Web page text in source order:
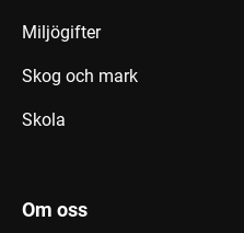
Miljögifter
Skog och mark
Skola
Om oss